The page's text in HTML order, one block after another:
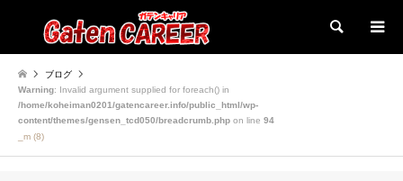
検索
ブログ
Warning: Invalid argument supplied for foreach() in
/home/koheiman0201/gatencareer.info/public_html/wp-
content/themes/gensen_tcd050/breadcrumb.php on line 94
_m (8)